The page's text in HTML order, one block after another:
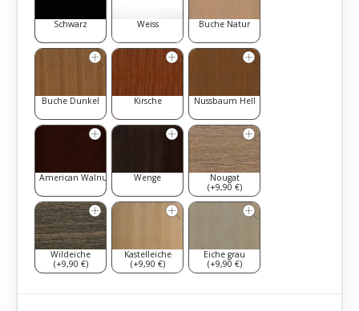
Schwarz Weiss Buche Natur
Buche Dunkel Kirsche Nussbaum Hell
American Walnut Wenge
Nougat
(+9,90 €)
Wildeiche
(+9,90 €)
Kastelleiche
(+9,90 €)
Eiche grau
(+9,90 €)